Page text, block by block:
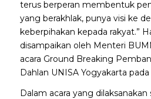
terus berperan membentuk
yang berakhlak, punya visi ke
keberpihakan kepada rakyat.”
disampaikan oleh Menteri
acara Ground Breaking
Dahlan UNISA Yogyakarta
Dalam acara yang dilaksanakan